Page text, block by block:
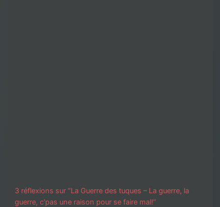
3 réflexions sur “La Guerre des tuques – La guerre, la
guerre, c’pas une raison pour se faire mal!”